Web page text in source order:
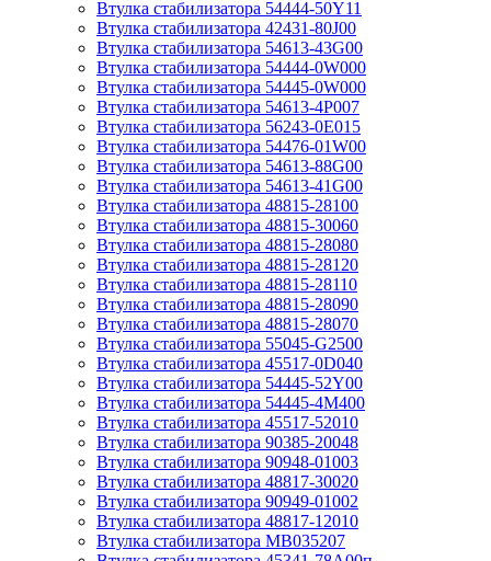
Втулка стабилизатора 54444-50Y11
Втулка стабилизатора 42431-80J00
Втулка стабилизатора 54613-43G00
Втулка стабилизатора 54444-0W000
Втулка стабилизатора 54445-0W000
Втулка стабилизатора 54613-4P007
Втулка стабилизатора 56243-0E015
Втулка стабилизатора 54476-01W00
Втулка стабилизатора 54613-88G00
Втулка стабилизатора 54613-41G00
Втулка стабилизатора 48815-28100
Втулка стабилизатора 48815-30060
Втулка стабилизатора 48815-28080
Втулка стабилизатора 48815-28120
Втулка стабилизатора 48815-28110
Втулка стабилизатора 48815-28090
Втулка стабилизатора 48815-28070
Втулка стабилизатора 55045-G2500
Втулка стабилизатора 45517-0D040
Втулка стабилизатора 54445-52Y00
Втулка стабилизатора 54445-4M400
Втулка стабилизатора 45517-52010
Втулка стабилизатора 90385-20048
Втулка стабилизатора 90948-01003
Втулка стабилизатора 48817-30020
Втулка стабилизатора 90949-01002
Втулка стабилизатора 48817-12010
Втулка стабилизатора MB035207